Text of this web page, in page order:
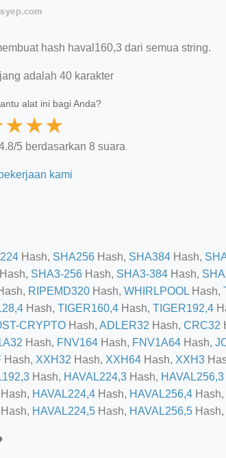
hash haval160,3 dari semua string.
adalah 40 karakter
alat ini bagi Anda?
★★★
5 berdasarkan 8 suara
kami
Hash, SHA256 Hash, SHA384 Hash,
Hash, SHA3-256 Hash, SHA3-384 Hash,
RIPEMD320 Hash, WHIRLPOOL Hash,
Hash, TIGER160,4 Hash, TIGER192,4
CRYPTO Hash, ADLER32 Hash, CRC32
Hash, FNV164 Hash, FNV1A64 Hash,
Hash, XXH32 Hash, XXH64 Hash, XXH3
Hash, HAVAL224,3 Hash, HAVAL256,3
Hash, HAVAL224,4 Hash, HAVAL256,4 Hash,
Hash, HAVAL224,5 Hash, HAVAL256,5 Hash,